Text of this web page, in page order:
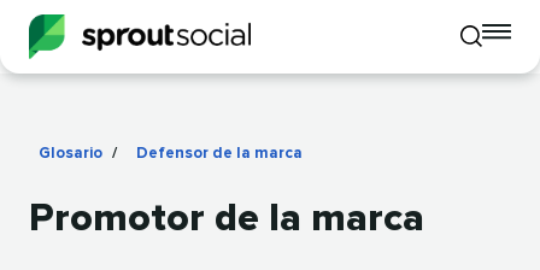
Toggle
mobile
Glosario / Defensor de la marca
Promotor de la marca​​